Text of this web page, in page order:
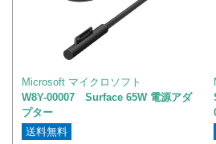
Microsoft マイクロソフト
W8Y-00007 Surface 65W 電源アダ
プター
送料無料